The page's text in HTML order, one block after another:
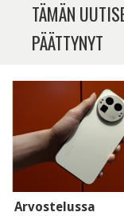
TÄMÄN
PÄÄTTYNYT
Arvostelussa